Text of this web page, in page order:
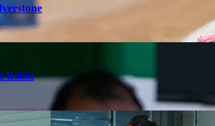
lesión